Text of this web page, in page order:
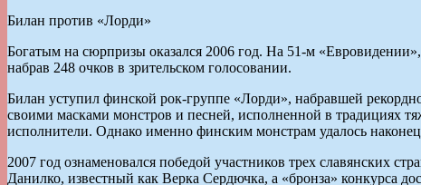
Билан против «Лорди»
Богатым на сюрпризы оказался 2006 год. На 51-м
набрав 248 очков в зрительском голосовании.
Билан уступил финской рок-группе «Лорди», набравшей
своими масками монстров и песней, исполненной в традициях
исполнители. Однако именно финским монстрам удалось
2007 год ознаменовался победой участников трех славянских
Данилко, известный как Верка Сердючка, а «бронза» конкурса